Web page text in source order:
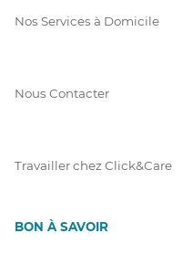
Nos Services à Domicile
Nous Contacter
Travailler chez Click&Care
BON À SAVOIR